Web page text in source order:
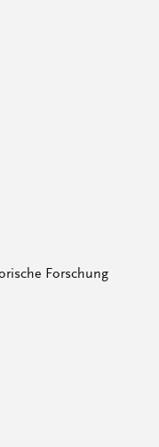
Forschung